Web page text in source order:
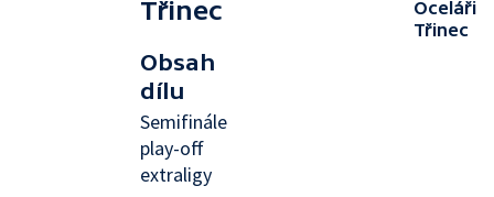
Třinec
Obsah
dílu
Semifinále
play-off
extraligy
Oceláři
Třinec